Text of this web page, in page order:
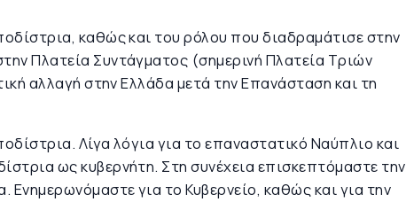
καθώς και του ρόλου που διαδραμάτισε στην
Πλατεία Συντάγματος (σημερινή Πλατεία Τριών
αλλαγή στην Ελλάδα μετά την Επανάσταση και τη
Λίγα λόγια για το επαναστατικό Ναύπλιο και
ως κυβερνήτη. Στη συνέχεια επισκεπτόμαστε την
για το Κυβερνείο, καθώς και για την